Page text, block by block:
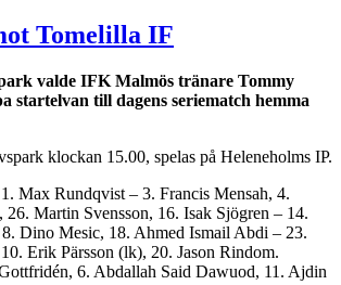
Tomelilla IF
valde IFK Malmös tränare Tommy
startelvan till dagens seriematch hemma
klockan 15.00, spelas på Heleneholms IP.
1. Max Rundqvist – 3. Francis Mensah, 4.
Martin Svensson, 16. Isak Sjögren – 14.
8. Dino Mesic, 18. Ahmed Ismail Abdi – 23.
Erik Pärsson (lk), 20. Jason Rindom.
6. Abdallah Said Dawuod, 11. Ajdin